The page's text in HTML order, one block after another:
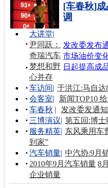
[车春秋]
调
发改委发布
市场油价变
日起提高成
大讲堂|
尹同跃：
奇瑞汽车
梦想和野
心并存
车访间| 于洪江:马自
会客室|
新闻TOP10
车春秋 |
发改委发通
三博演议| 第五回:博
服务精英| 东风乘用车
到家”
汽车销量| 中汽协:9月
2010年9月汽车销量 8
企业销量